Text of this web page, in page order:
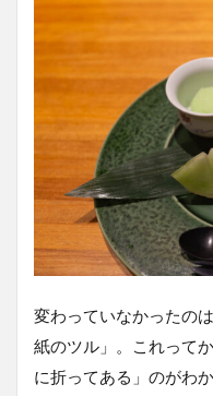
変わっていなかったの
紙のツル」。これって
に折ってある」のがわ